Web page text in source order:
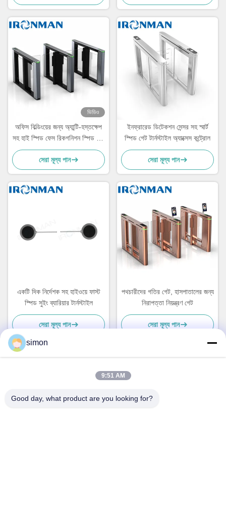
ভিডিও
অফিস বিল্ডিংয়ের জন্য অ্যান্টি-হস্তক্ষেপ
সহ হাই স্পিড ফেস রিকগনিশন স্পিড গেট
টার্নস্টাইল
সেরা মূল্য পান
ইনফ্রারেড ডিটেকশন সেন্সর সহ স্মার্ট
স্পিড গেট টার্নস্টাইল অ্যাক্সেস কন্ট্রোল
সেরা মূল্য পান
একটি দিক নির্দেশক সহ হাইওয়ে ফাস্ট
স্পিড সুইং ব্যারিয়ার টার্নস্টাইল
সেরা মূল্য পান
পথচারীদের গতির গেট, হাসপাতালের জন্য
নিরাপত্তা নিয়ন্ত্রণ গেট
সেরা মূল্য পান
ঠিকানা
simon
9:51 AM
Good day, what product are you looking for?